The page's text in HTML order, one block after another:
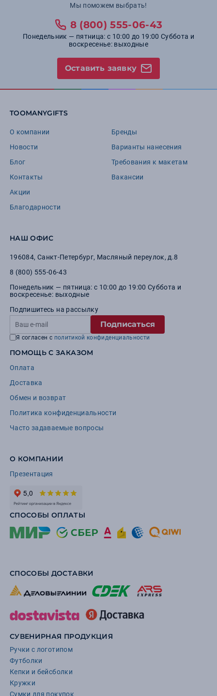
Мы поможем выбрать!
8 (800) 555-06-43
Понедельник — пятница: с 10:00 до 19:00 Суббота и
воскресенье: выходные
Оставить заявку
TOOMANYGIFTS
О компании
Новости
Блог
Контакты
Акции
Благодарности
Бренды
Варианты нанесения
Требования к макетам
Вакансии
НАШ ОФИС
196084, Санкт-Петербург, Масляный переулок, д.8
8 (800) 555-06-43
Понедельник — пятница: с 10:00 до 19:00 Суббота и
воскресенье: выходные
Подпишитесь на рассылку
Подписаться
Я согласен с политикой конфиденциальности
ПОМОЩЬ С ЗАКАЗОМ
Оплата
Доставка
Обмен и возврат
Политика конфиденциальности
Часто задаваемые вопросы
О КОМПАНИИ
Презентация
СПОСОБЫ ОПЛАТЫ
СПОСОБЫ ДОСТАВКИ
СУВЕНИРНАЯ ПРОДУКЦИЯ
Ручки с логотипом
Футболки
Кепки и бейсболки
Кружки
Сумки для покупок